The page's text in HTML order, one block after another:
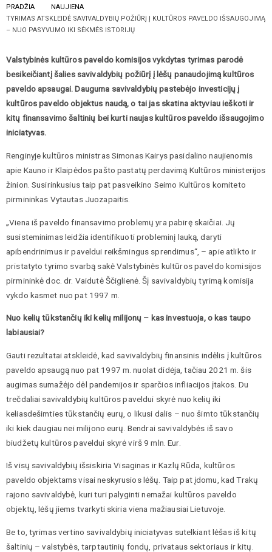
PRADŽIA
NAUJIENA
TYRIMAS ATSKLEIDĖ SAVIVALDYBIŲ POŽIŪRĮ Į KULTŪROS PAVELDO IŠSAUGOJIMĄ
– NUO PASYVUMO IKI SĖKMĖS ISTORIJŲ
Valstybinės kultūros paveldo komisijos vykdytas tyrimas parodė
besikeičiantį šalies savivaldybių požiūrį į lėšų panaudojimą kultūros
paveldo apsaugai. Dauguma savivaldybių pastebėjo investicijų į
kultūros paveldo objektus naudą, o tai jas skatina aktyviau ieškoti ir
kitų finansavimo šaltinių bei kurti naujas kultūros paveldo išsaugojimo
iniciatyvas.
Renginyje kultūros ministras Simonas Kairys pasidalino naujienomis
apie Kauno ir Klaipėdos pašto pastatų perdavimą Kultūros ministerijos
žinion. Susirinkusius taip pat pasveikino Seimo Kultūros komiteto
pirmininkas Vytautas Juozapaitis.
„Viena iš paveldo finansavimo problemų yra pabirę skaičiai. Jų
susisteminimas leidžia identifikuoti probleminį lauką, daryti
apibendrinimus ir paveldui reikšmingus sprendimus“, – apie atlikto ir
pristatyto tyrimo svarbą sakė Valstybinės kultūros paveldo komisijos
pirmininkė doc. dr. Vaidutė Ščiglienė. Šį savivaldybių tyrimą komisija
vykdo kasmet nuo pat 1997 m.
Nuo kelių tūkstančių iki kelių milijonų – kas investuoja, o kas taupo
labiausiai?
Gauti rezultatai atskleidė, kad savivaldybių finansinis indėlis į kultūros
paveldo apsaugą nuo pat 1997 m. nuolat didėja, tačiau 2021 m. šis
augimas sumažėjo dėl pandemijos ir sparčios infliacijos įtakos. Du
trečdaliai savivaldybių kultūros paveldui skyrė nuo kelių iki
keliasdešimties tūkstančių eurų, o likusi dalis – nuo šimto tūkstančių
iki kiek daugiau nei milijono eurų. Bendrai savivaldybės iš savo
biudžetų kultūros paveldui skyrė virš 9 mln. Eur.
Iš visų savivaldybių išsiskiria Visaginas ir Kazlų Rūda, kultūros
paveldo objektams visai neskyrusios lėšų. Taip pat įdomu, kad Trakų
rajono savivaldybė, kuri turi palyginti nemažai kultūros paveldo
objektų, lėšų jiems tvarkyti skiria viena mažiausiai Lietuvoje.
Be to, tyrimas vertino savivaldybių iniciatyvas sutelkiant lėšas iš kitų
šaltinių – valstybės, tarptautinių fondų, privataus sektoriaus ir kitų.